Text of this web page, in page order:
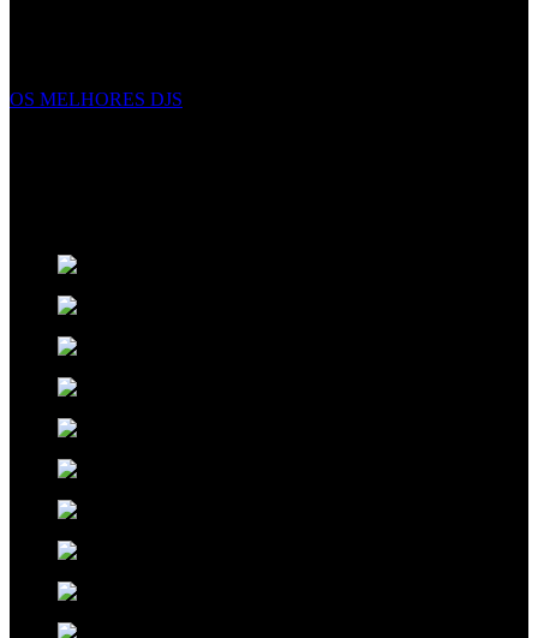
OS MELHORES DJS